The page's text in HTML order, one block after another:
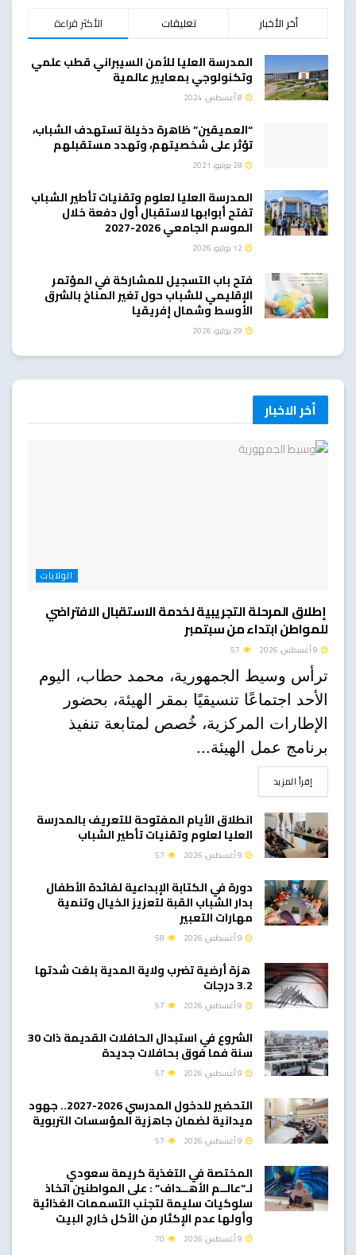
الأكثر قراءة تعليقات أخر الأخبار
المدرسة العليا للأمن السيبراني قطب علمي
وتكنولوجي بمعايير عالمية
“العميقين” ظاهرة دخيلة تستهدف الشباب،
تؤثر على شخصيتهم، وتهدد مستقبلهم
المدرسة العليا لعلوم وتقنيات تأطير الشباب
تفتح أبوابها لاستقبال أول دفعة خلال
الموسم الجامعي 2026-2027
فتح باب التسجيل للمشاركة في المؤتمر
الإقليمي للشباب حول تغير المناخ بالشرق
الأوسط وشمال إفريقيا
أخر الاخبار
الولايات
إطلاق المرحلة التجريبية لخدمة الاستقبال الافتراضي
للمواطن ابتداء من سبتمبر
ترأس وسيط الجمهورية، محمد حطاب، اليوم
الأحد اجتماعًا تنسيقيًا بمقر الهيئة، بحضور
الإطارات المركزية، خُصص لمتابعة تنفيذ
برنامج عمل الهيئة...
إقرأ المزيدDETAILS
انطلاق الأيام المفتوحة للتعريف بالمدرسة
العليا لعلوم وتقنيات تأطير الشباب
دورة في الكتابة الإبداعية لفائدة الأطفال
بدار الشباب القبة لتعزيز الخيال وتنمية
مهارات التعبير
هزة أرضية تضرب ولاية المدية بلغت شدتها
3.2 درجات
الشروع في استبدال الحافلات القديمة ذات 30
سنة فما فوق بحافلات جديدة
التحضير للدخول المدرسي 2026-2027.. جهود
ميدانية لضمان جاهزية المؤسسات التربوية
المختصة في التغذية كريمة سعودي
لـ”عالــم الأهــداف” : على المواطنين اتخاذ
سلوكيات سليمة لتجنب التسممات الغذائية
وأولها عدم الإكثار من الأكل خارج البيت